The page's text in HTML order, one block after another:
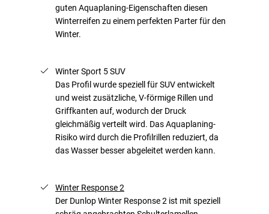
guten Aquaplaning-Eigenschaften diesen
Winterreifen zu einem perfekten Parter für den
Winter.
Winter Sport 5 SUV
Das Profil wurde speziell für SUV entwickelt
und weist zusätzliche, V-förmige Rillen und
Griffkanten auf, wodurch der Druck
gleichmäßig verteilt wird. Das Aquaplaning-
Risiko wird durch die Profilrillen reduziert, da
das Wasser besser abgeleitet werden kann.
Winter Response 2
Der Dunlop Winter Response 2 ist mit speziell